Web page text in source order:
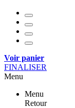
Voir panier
FINALISER
Menu
Menu
Retour